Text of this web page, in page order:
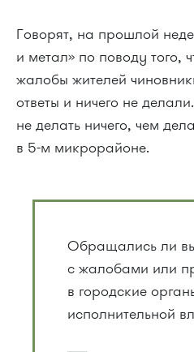
Говорят, на прошлой
и метал» по поводу того,
жалобы жителей
ответы и ничего не
не делать ничего, чем
в 5-м микрорайоне.
Обращались ли
с жалобами или
в городские
исполнительной